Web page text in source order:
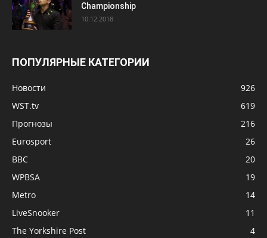
Championship
10.12.2018
ПОПУЛЯРНЫЕ КАТЕГОРИИ
Новости
926
WST.tv
619
Прогнозы
216
Eurosport
26
BBC
20
WPBSA
19
Metro
14
LiveSnooker
11
The Yorkshire Post
4